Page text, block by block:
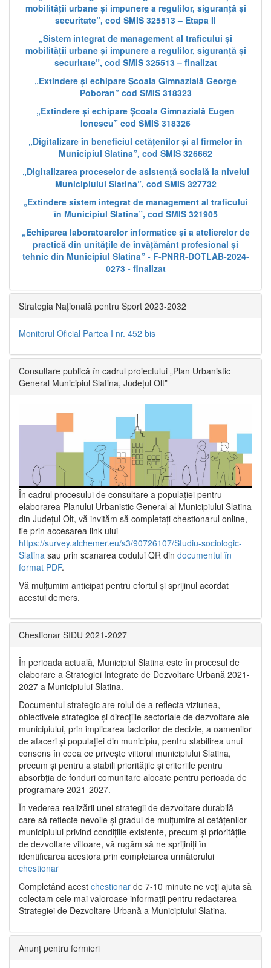
mobilității urbane și impunere a regulilor, siguranță și
securitate”, cod SMIS 325513 – Etapa II
„Sistem integrat de management al traficului și
mobilității urbane și impunere a regulilor, siguranță și
securitate”, cod SMIS 325513 – finalizat
„Extindere și echipare Școala Gimnazială George
Poboran” cod SMIS 318323
„Extindere și echipare Școala Gimnazială Eugen
Ionescu” cod SMIS 318326
„Digitalizare în beneficiul cetățenilor și al firmelor în
Municipiul Slatina”, cod SMIS 326662
„Digitalizarea proceselor de asistență socială la nivelul
Municipiului Slatina”, cod SMIS 327732
„Extindere sistem integrat de management al traficului
în Municipiul Slatina”, cod SMIS 321905
„Echiparea laboratoarelor informatice și a atelierelor de
practică din unitățile de învățământ profesional și
tehnic din Municipiul Slatina” - F-PNRR-DOTLAB-2024-
0273 - finalizat
Strategia Națională pentru Sport 2023-2032
Monitorul Oficial Partea I nr. 452 bis
Consultare publică în cadrul proiectului „Plan Urbanistic
General Municipiul Slatina, Județul Olt”
În cadrul procesului de consultare a populaţiei pentru
elaborarea Planului Urbanistic General al Municipiului Slatina
din Județul Olt, vă invităm să completați chestionarul online,
fie prin accesarea link-ului
https://survey.alchemer.eu/s3/90726107/Studiu-sociologic-
Slatina sau prin scanarea codului QR din documentul în
format PDF.
Vă mulţumim anticipat pentru efortul şi sprijinul acordat
acestui demers.
Chestionar SIDU 2021-2027
În perioada actuală, Municipiul Slatina este în procesul de
elaborare a Strategiei Integrate de Dezvoltare Urbană 2021‐
2027 a Municipiului Slatina.
Documentul strategic are rolul de a reflecta viziunea,
obiectivele strategice și direcțiile sectoriale de dezvoltare ale
municipiului, prin implicarea factorilor de decizie, a oamenilor
de afaceri și populației din municipiu, pentru stabilirea unui
consens în ceea ce privește viitorul municipiului Slatina,
precum și pentru a stabili prioritățile și criteriile pentru
absorbția de fonduri comunitare alocate pentru perioada de
programare 2021-2027.
În vederea realizării unei strategii de dezvoltare durabilă
care să reflecte nevoile și gradul de mulțumire al cetățenilor
municipiului privind condițiile existente, precum și prioritățile
de dezvoltare viitoare, vă rugăm să ne sprijiniți în
identificarea acestora prin completarea următorului
chestionar
Completând acest chestionar de 7-10 minute ne veți ajuta să
colectam cele mai valoroase informații pentru redactarea
Strategiei de Dezvoltare Urbană a Municipiului Slatina.
Anunț pentru fermieri